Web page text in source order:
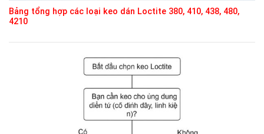
Bảng tổng hợp các loại keo dán Loctite 380, 410, 438, 480,
4210